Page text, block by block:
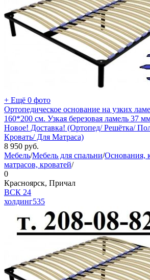
+ Ещё 0 фото
Ортопедическое основание на узких
160*200 см. Узкая березовая ламель 37
Новое! Доставка! (Ортопед/ Решётка/
Кровать/ Для Матраса)
8 950 руб.
Мебель/Мебель для спальни/Основания,
матрасов, кроватей/
0
Красноярск, Причал
ВСК 24
холдинг535